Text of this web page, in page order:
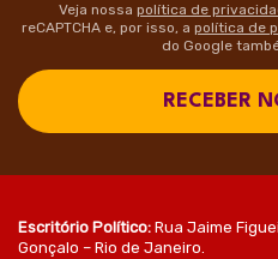
Veja nossa política de
reCAPTCHA e, por isso, a política de
do Google
RECEBER
Escritório Político: Rua Jaime
Gonçalo – Rio de Janeiro.